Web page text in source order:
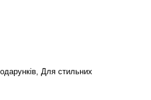
Для стильних